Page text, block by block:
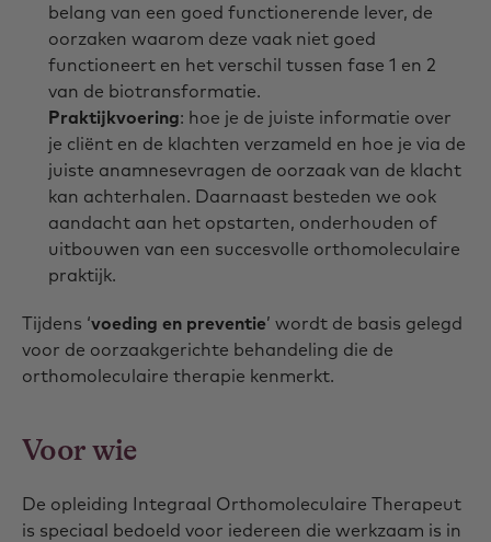
belang van een goed functionerende lever, de
oorzaken waarom deze vaak niet goed
functioneert en het verschil tussen fase 1 en 2
van de biotransformatie.
Praktijkvoering: hoe je de juiste informatie over
je cliënt en de klachten verzameld en hoe je via de
juiste anamnesevragen de oorzaak van de klacht
kan achterhalen. Daarnaast besteden we ook
aandacht aan het opstarten, onderhouden of
uitbouwen van een succesvolle orthomoleculaire
praktijk.
Tijdens ‘voeding en preventie’ wordt de basis gelegd
voor de oorzaakgerichte behandeling die de
orthomoleculaire therapie kenmerkt.
Voor wie
De opleiding Integraal Orthomoleculaire Therapeut
is speciaal bedoeld voor iedereen die werkzaam is in